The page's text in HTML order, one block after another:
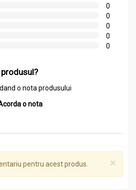
0
0
0
0
0
o nota produsului
o nota
×
pentru acest produs.